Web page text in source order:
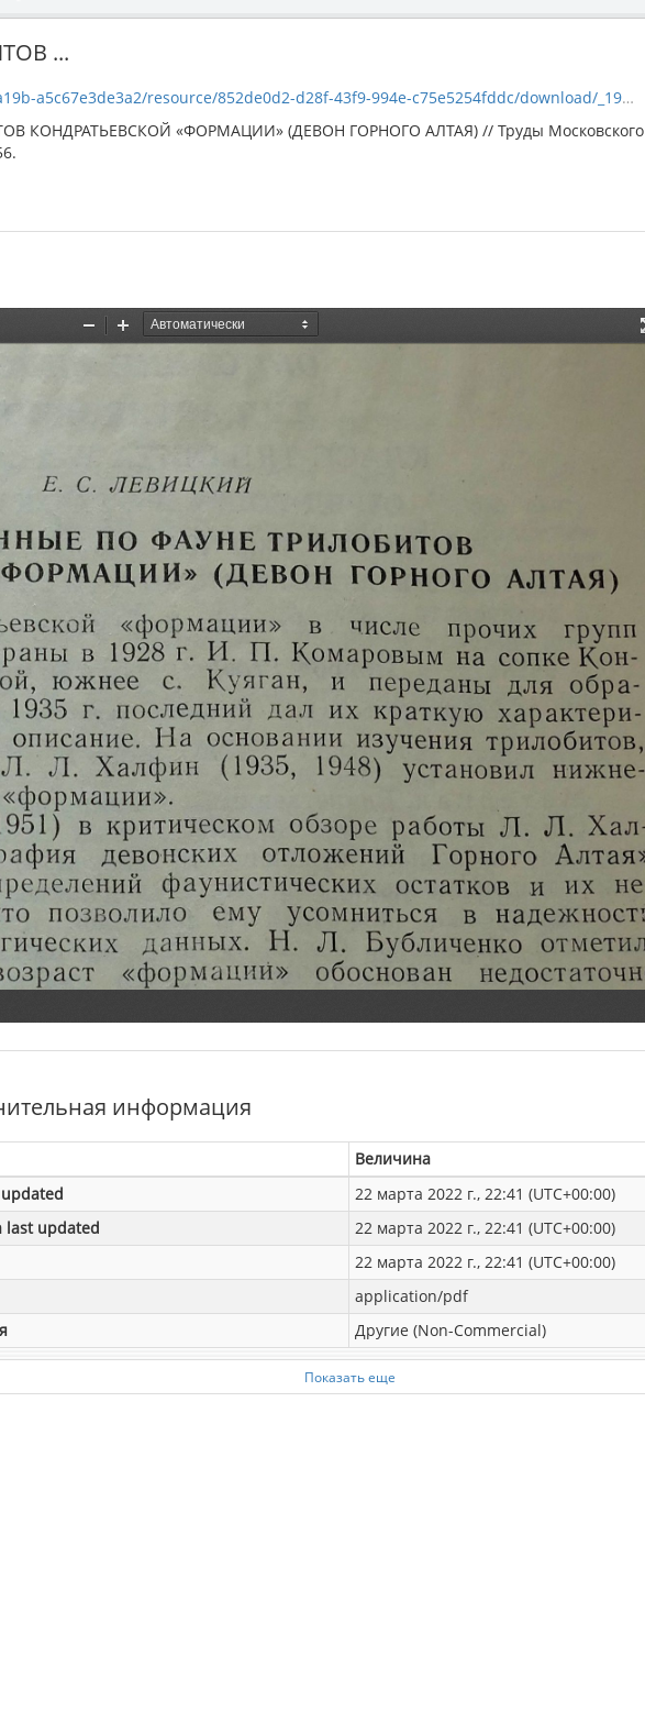
...
resource/852de0d2-d28f-43f9-994e-c75e5254fddc/download/_1963-1.pdf
КОНДРАТЬЕВСКОЙ «ФОРМАЦИИ» (ДЕВОН ГОРНОГО АЛТАЯ) // Труды Московского
информация
Величина
22 марта 2022 г., 22:41 (UTC+00:00)
last updated
22 марта 2022 г., 22:41 (UTC+00:00)
22 марта 2022 г., 22:41 (UTC+00:00)
application/pdf
Другие (Non-Commercial)
Показать еще